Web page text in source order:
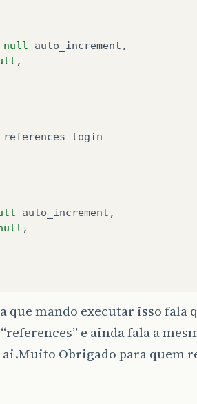
null auto_increment ,
,
references
login
auto_increment ,
,
que mando executar isso fala
e ainda fala a
ai.Muito Obrigado para quem